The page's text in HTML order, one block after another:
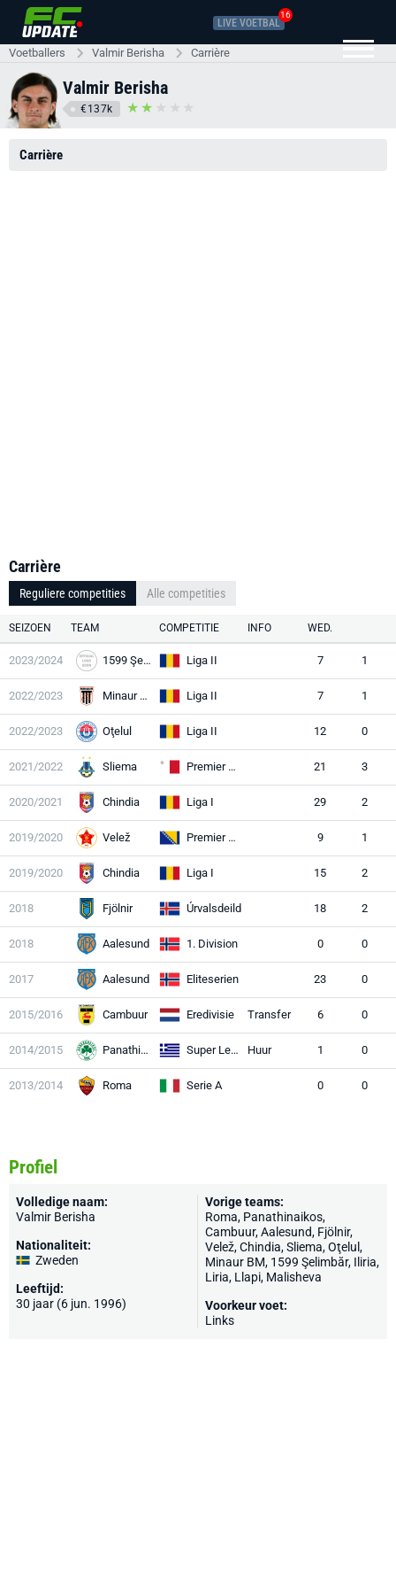
LIVE VOETBAL
16
Voetballers Valmir Berisha Carrière
Valmir Berisha
€137k
Carrière
Carrière
Reguliere competities Alle competities
SEIZOEN TEAM COMPETITIE INFO WED.
2023/2024 1599 Şelimbăr Liga II 7 1
2022/2023 Minaur BM Liga II 7 1
2022/2023 Oţelul Liga II 12 0
2021/2022 Sliema Premier League 21 3
2020/2021 Chindia Liga I 29 2
2019/2020 Velež Premier Liga 9 1
2019/2020 Chindia Liga I 15 2
2018 Fjölnir Úrvalsdeild 18 2
2018 Aalesund 1. Division 0 0
2017 Aalesund Eliteserien 23 0
2015/2016 Cambuur Eredivisie Transfer 6 0
2014/2015 Panathinaikos Super League Huur 1 0
2013/2014 Roma Serie A 0 0
Profiel
Volledige naam:
Valmir Berisha
Nationaliteit:
Zweden
Leeftijd:
30 jaar (6 jun. 1996)
Vorige teams:
Roma, Panathinaikos,
Cambuur, Aalesund, Fjölnir,
Velež, Chindia,Sliema, Oţelul,
Minaur BM, 1599 Şelimbăr, Iliria,
Liria, Llapi, Malisheva
Voorkeur voet:
Links